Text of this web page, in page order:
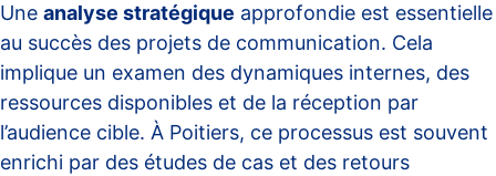
Une analyse stratégique approfondie est essentielle
au succès des projets de communication. Cela
implique un examen des dynamiques internes, des
ressources disponibles et de la réception par
l’audience cible. À Poitiers, ce processus est souvent
enrichi par des études de cas et des retours